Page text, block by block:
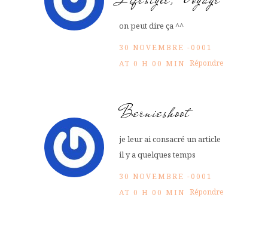
on peut dire ça ^^
30 NOVEMBRE -0001
AT 0 H 00 MIN Répondre
Bernieshoot
je leur ai consacré un article
il y a quelques temps
30 NOVEMBRE -0001
AT 0 H 00 MIN Répondre